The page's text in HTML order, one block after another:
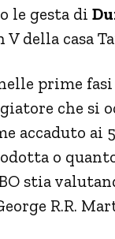
le gesta di
della casa
prime
che si
accaduto
o
stia
R.R.